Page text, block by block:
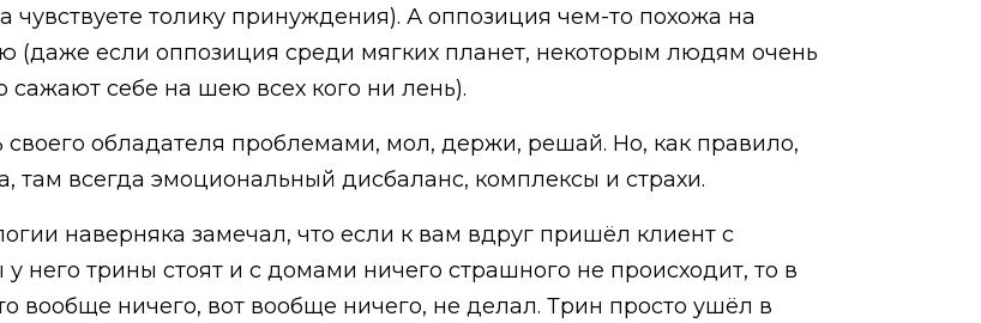
чувствуете толику принуждения). А оппозиция чем-то похожа на
(даже если оппозиция среди мягких планет, некоторым людям очень
сажают себе на шею всех кого ни лень).
своего обладателя проблемами, мол, держи, решай. Но, как правило,
там всегда эмоциональный дисбаланс, комплексы и страхи.
наверняка замечал, что если к вам вдруг пришёл клиент с
него трины стоят и с домами ничего страшного не происходит, то в
вообще ничего, вот вообще ничего, не делал. Трин просто ушёл в